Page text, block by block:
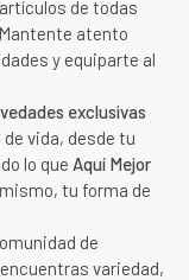
de todas
atento
y equiparte al
exclusivas
vida, desde tu
lo que Aquí Mejor
tu forma de
de
variedad,